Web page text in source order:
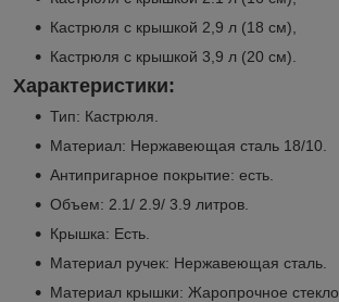
Кастрюля с крышкой 2,9 л (18 см),
Кастрюля с крышкой 3,9 л (20 см).
Характеристики:
Тип: Кастрюля.
Материал: Нержавеющая сталь 18/10.
Антипригарное покрытие: есть.
Объем: 2.1/ 2.9/ 3.9 литров.
Крышка: Есть.
Материал ручек: Нержавеющая сталь.
Материал крышки: Жаропрочное стекло.